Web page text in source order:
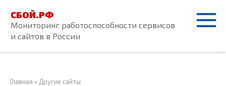
контенту
СБОЙ.РФ
Мониторинг работоспособности сервисов
и сайтов в России
Главная » Другие сайты